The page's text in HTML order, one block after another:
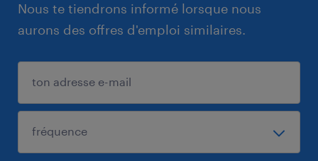
Nous te tiendrons informé lorsque nous
aurons des offres d'emploi similaires.